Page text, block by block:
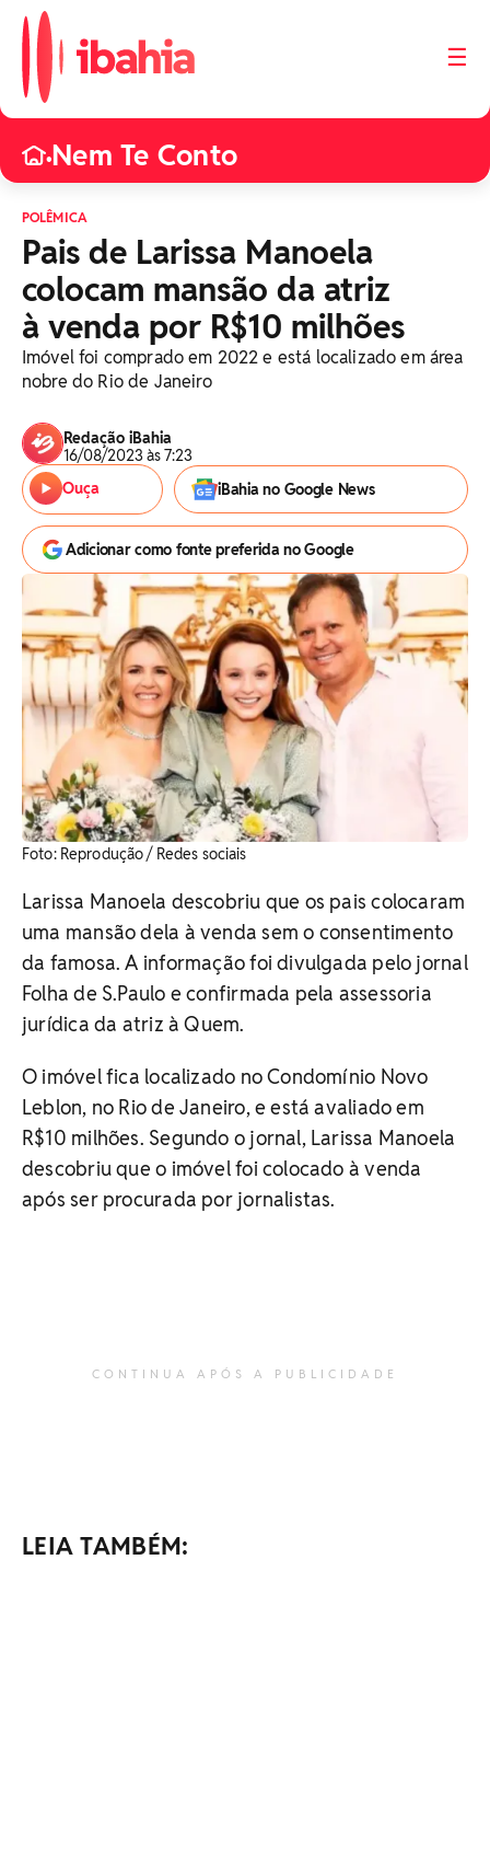
☰
•Nem Te Conto
POLÊMICA
Pais de Larissa Manoela
colocam mansão da atriz
à venda por R$10 milhões
Imóvel foi comprado em 2022 e está localizado em área
nobre do Rio de Janeiro
Redação iBahia
16/08/2023 às 7:23
Ouça
iBahia no Google News
Adicionar como fonte preferida no Google
Foto: Reprodução / Redes sociais
Larissa Manoela descobriu que os pais colocaram
uma mansão dela à venda sem o consentimento
da famosa. A informação foi divulgada pelo jornal
Folha de S.Paulo e confirmada pela assessoria
jurídica da atriz à Quem.
O imóvel fica localizado no Condomínio Novo
Leblon, no Rio de Janeiro, e está avaliado em
R$10 milhões. Segundo o jornal, Larissa Manoela
descobriu que o imóvel foi colocado à venda
após ser procurada por jornalistas.
CONTINUA APÓS A PUBLICIDADE
LEIA TAMBÉM: